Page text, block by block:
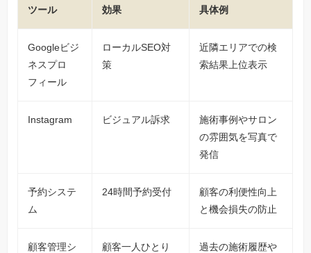
ツール 効果 具体例
Googleビジ
ネスプロ
フィール
ローカルSEO対
策
近隣エリアでの検
索結果上位表示
Instagram ビジュアル訴求
施術事例やサロン
の雰囲気を写真で
発信
予約システ
ム
24時間予約受付
顧客の利便性向上
と機会損失の防止
顧客管理シ
顧客一人ひとり
過去の施術履歴や